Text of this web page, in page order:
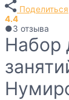
Поделиться
4.4
●3 отзыва
Набор